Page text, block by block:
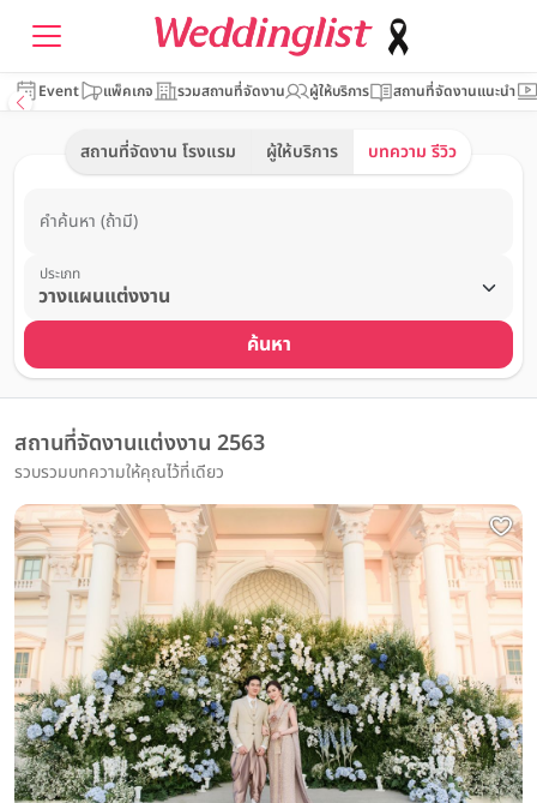
Event แพ็คเกจ รวมสถานที่จัดงาน ผู้ให้บริการ สถานที่จัดงานแนะนำ
สถานที่จัดงาน โรงแรม ผู้ให้บริการ บทความ รีวิว
คำค้นหา (ถ้ามี)
ประเภท
ค้นหา
สถานที่จัดงานแต่งงาน 2563
รวบรวมบทความให้คุณไว้ที่เดียว